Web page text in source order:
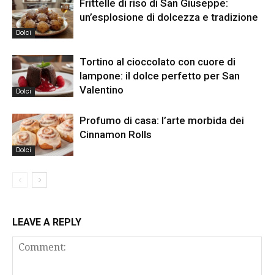
Dolci
Frittelle di riso di San Giuseppe:
un’esplosione di dolcezza e tradizione
Dolci
Tortino al cioccolato con cuore di
lampone: il dolce perfetto per San
Valentino
Dolci
Profumo di casa: l’arte morbida dei
Cinnamon Rolls
LEAVE A REPLY